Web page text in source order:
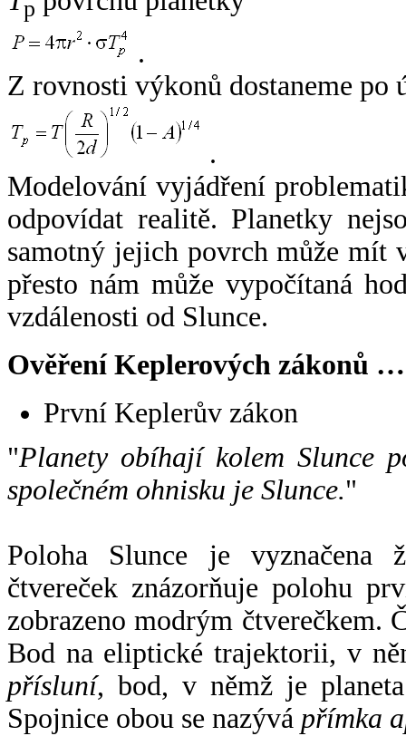
p
.
Z rovnosti výkonů dostaneme po
.
Modelování vyjádření
odpovídat realitě. Planetky
samotný jejich povrch může mít
přesto nám může vypočítaná
vzdálenosti od Slunce.
Ověření Keplerových zákonů …
První Keplerův zákon
"Planety obíhají kolem Slunce
společném ohnisku je Slunce."
Poloha Slunce je vyznačena
čtvereček znázorňuje polohu
zobrazeno modrým čtverečkem.
Bod na eliptické trajektorii, v
přísluní, bod, v němž je
Spojnice obou se nazývá přímka